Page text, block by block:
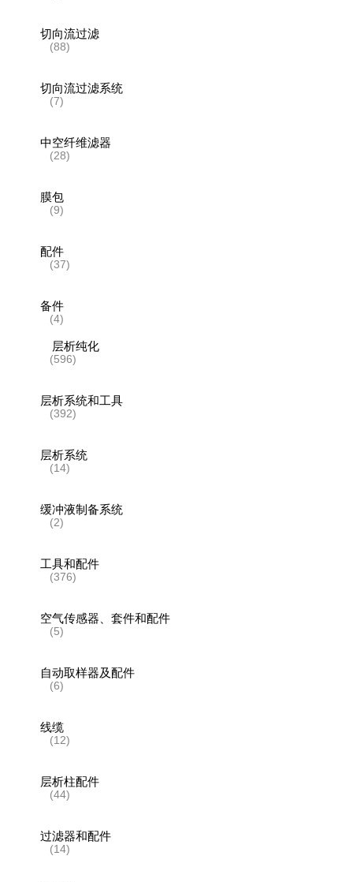
切向流过滤
(88)
切向流过滤系统
(7)
中空纤维滤器
(28)
膜包
(9)
配件
(37)
备件
(4)
层析纯化
(596)
层析系统和工具
(392)
层析系统
(14)
缓冲液制备系统
(2)
工具和配件
(376)
空气传感器、套件和配件
(5)
自动取样器及配件
(6)
线缆
(12)
层析柱配件
(44)
过滤器和配件
(14)